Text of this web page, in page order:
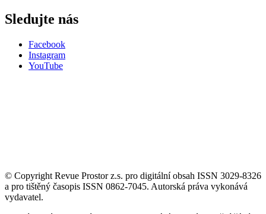
Sledujte nás
Facebook
Instagram
YouTube
© Copyright Revue Prostor z.s. pro digitální obsah ISSN 3029-8326
a pro tištěný časopis ISSN 0862-7045. Autorská práva vykonává
vydavatel.